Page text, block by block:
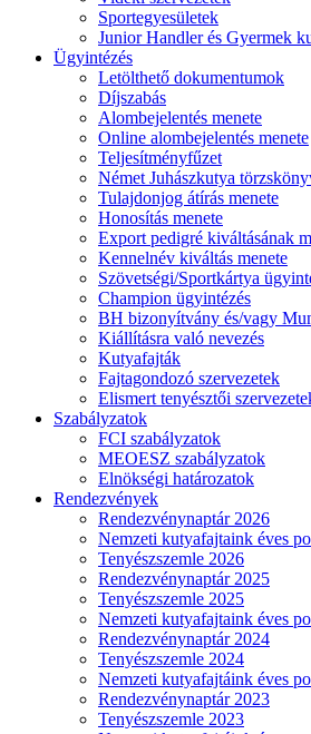
Sportegyesületek
Junior Handler és Gyermek
Ügyintézés
Letölthető dokumentumok
Díjszabás
Alombejelentés menete
Online alombejelentés menete
Teljesítményfűzet
Német Juhászkutya
Tulajdonjog átírás menete
Honosítás menete
Export pedigré kiváltásának
Kennelnév kiváltás menete
Szövetségi/Sportkártya
Champion ügyintézés
BH bizonyítvány és/vagy
Kiállításra való nevezés
Kutyafajták
Fajtagondozó szervezetek
Elismert tenyésztői
Szabályzatok
FCI szabályzatok
MEOESZ szabályzatok
Elnökségi határozatok
Rendezvények
Rendezvénynaptár 2026
Nemzeti kutyafajtaink éves
Tenyészszemle 2026
Rendezvénynaptár 2025
Tenyészszemle 2025
Nemzeti kutyafajtaink éves
Rendezvénynaptár 2024
Tenyészszemle 2024
Nemzeti kutyafajtáink éves
Rendezvénynaptár 2023
Tenyészszemle 2023